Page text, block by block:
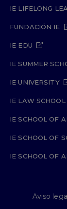
IE LIFELONG
FUNDACIÓN IE
IE EDU
IE SUMMER
IE UNIVERSITY
IE LAW SCHOOL
IE SCHOOL OF
IE SCHOOL OF
IE SCHOOL OF
Aviso